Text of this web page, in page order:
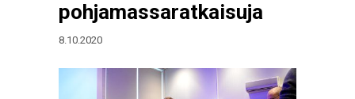
pohjamassaratkaisuja
8.10.2020